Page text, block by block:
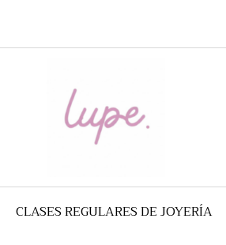
CLASES REGULARES DE JOYERÍA